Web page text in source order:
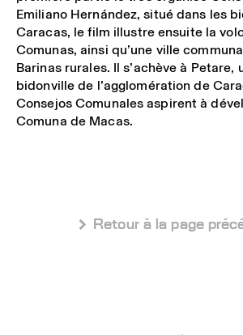
Emiliano Hernández, situé dans les
Caracas, le film illustre ensuite la
Comunas, ainsi qu’une ville
Barinas rurales. Il s’achève à Petare,
bidonville de l’agglomération de
Consejos Comunales aspirent à
Comuna de Macas.
 Retour à la page